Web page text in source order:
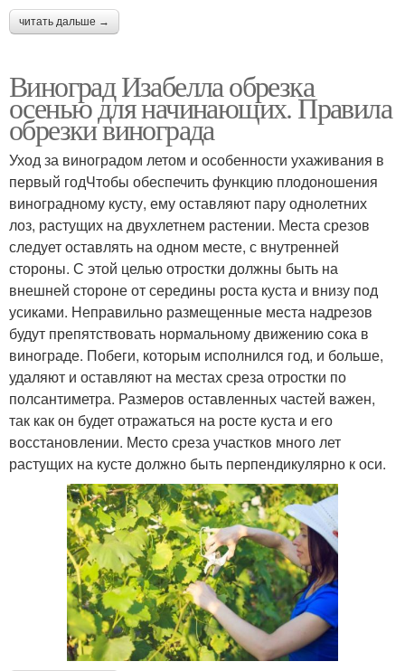
читать дальше →
Виноград Изабелла обрезка
осенью для начинающих. Правила
обрезки винограда
Уход за виноградом летом и особенности ухаживания в
первый годЧтобы обеспечить функцию плодоношения
виноградному кусту, ему оставляют пару однолетних
лоз, растущих на двухлетнем растении. Места срезов
следует оставлять на одном месте, с внутренней
стороны. С этой целью отростки должны быть на
внешней стороне от середины роста куста и внизу под
усиками. Неправильно размещенные места надрезов
будут препятствовать нормальному движению сока в
винограде. Побеги, которым исполнился год, и больше,
удаляют и оставляют на местах среза отростки по
полсантиметра. Размеров оставленных частей важен,
так как он будет отражаться на росте куста и его
восстановлении. Место среза участков много лет
растущих на кусте должно быть перпендикулярно к оси.